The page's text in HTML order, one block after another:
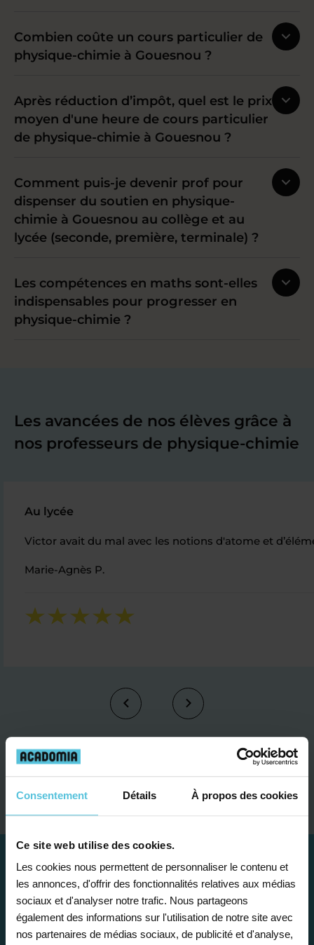
Consentement Détails À propos des cookies
Ce site web utilise des cookies.
Les cookies nous permettent de personnaliser le contenu et
les annonces, d'offrir des fonctionnalités relatives aux médias
sociaux et d'analyser notre trafic. Nous partageons
également des informations sur l'utilisation de notre site avec
nos partenaires de médias sociaux, de publicité et d'analyse,
Combien coûte un cours particulier de
physique-chimie à Gouesnou ?
Après réduction d’impôt, quel est le prix
moyen d'une heure de cours particulier
de physique-chimie à Gouesnou ?
Comment puis-je devenir prof pour
dispenser du soutien en physique-
chimie à Gouesnou au collège et au
lycée (seconde, première, terminale) ?
Les compétences en maths sont-elles
indispensables pour progresser en
physique-chimie ?
Les avancées de nos élèves grâce à
nos professeurs de physique-chimie
Au lycée
Victor avait du mal avec les notions d'atome et
Marie-Agnès P.